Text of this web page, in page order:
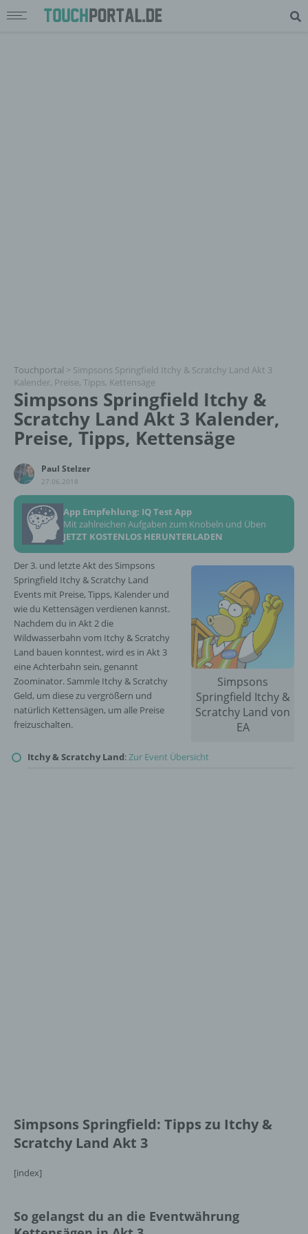
Touchportal > Simpsons Springfield Itchy & Scratchy Land Akt 3
Kalender, Preise, Tipps, Kettensäge
Simpsons Springfield Itchy &
Scratchy Land Akt 3 Kalender,
Preise, Tipps, Kettensäge
Paul Stelzer
27.06.2018
App Empfehlung: IQ Test App
Mit zahlreichen Aufgaben zum Knobeln und Üben
JETZT KOSTENLOS HERUNTERLADEN
Simpsons
Springfield Itchy &
Scratchy Land von
EA
Der 3. und letzte Akt des Simpsons
Springfield Itchy & Scratchy Land
Events mit Preise, Tipps, Kalender und
wie du Kettensägen verdienen kannst.
Nachdem du in Akt 2 die
Wildwasserbahn vom Itchy & Scratchy
Land bauen konntest, wird es in Akt 3
eine Achterbahn sein, genannt
Zoominator. Sammle Itchy & Scratchy
Geld, um diese zu vergrößern und
natürlich Kettensägen, um alle Preise
freizuschalten.
Itchy & Scratchy Land:Zur Event Übersicht
Simpsons Springfield: Tipps zu Itchy &
Scratchy Land Akt 3
[index]
So gelangst du an die Eventwährung